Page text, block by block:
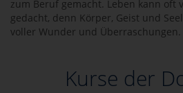
zum Beruf gemacht. Leben kann oft
gedacht, denn Körper, Geist und
voller Wunder und Überraschungen.
Kurse der